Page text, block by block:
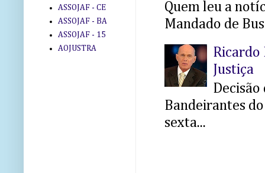
Quem leu a
Mandado de
Ricardo
Justiça
Decisão
Bandeirantes
sexta...
ASSOJAF - CE
ASSOJAF - BA
ASSOJAF - 15
AOJUSTRA